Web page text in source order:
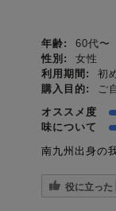
年齢:
60代〜
性別:
女性
利用期間:
初
購入目的:
ご
オススメ度
味について
南九州出身の
役に立った